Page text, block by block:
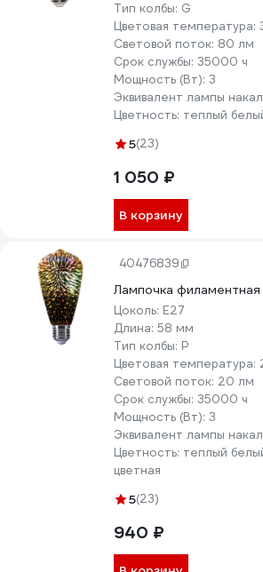
Тип колбы: G
Цветовая температура:
Световой поток: 80 лм
Срок службы: 35000 ч
Мощность (Вт): 3
Эквивалент лампы
Цветность: теплый
5(23)
1 050 ₽
В корзину
40476839
Лампочка
Цоколь: E27
Длина: 58 мм
Тип колбы: P
Цветовая температура:
Световой поток: 20 лм
Срок службы: 35000 ч
Мощность (Вт): 3
Эквивалент лампы
Цветность: теплый
цветная
5(23)
940 ₽